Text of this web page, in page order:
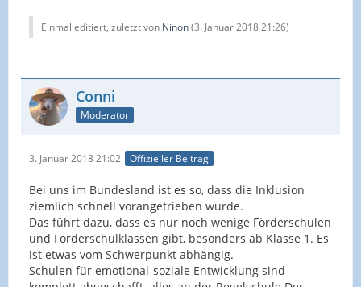
Einmal editiert, zuletzt von Ninon(3. Januar 2018 21:26)
Conni
Moderator
3. Januar 2018 21:02 Offizieller Beitrag
Bei uns im Bundesland ist es so, dass die Inklusion
ziemlich schnell vorangetrieben wurde.
Das führt dazu, dass es nur noch wenige Förderschulen
und Förderschulklassen gibt, besonders ab Klasse 1. Es
ist etwas vom Schwerpunkt abhängig.
Schulen für emotional-soziale Entwicklung sind